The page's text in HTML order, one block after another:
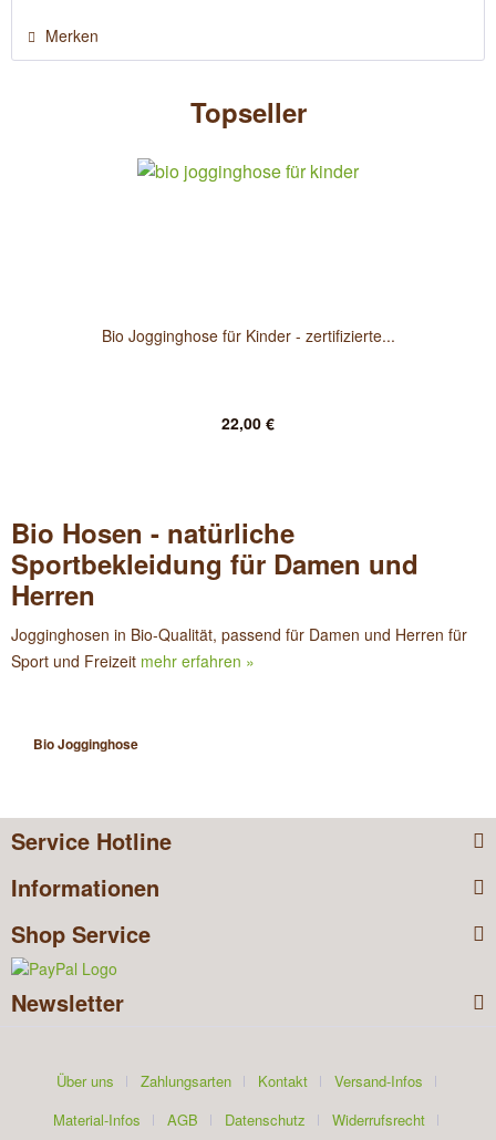
Merken
Topseller
Bio Jogginghose für Kinder - zertifizierte...
22,00 €
Bio Hosen - natürliche
Sportbekleidung für Damen und
Herren
Jogginghosen in Bio-Qualität, passend für Damen und Herren für
Sport und Freizeit mehr erfahren »
Bio Jogginghose
Service Hotline
Informationen
Shop Service
Newsletter
Über uns Zahlungsarten Kontakt
Versand-Infos
Material-Infos
AGB Datenschutz Widerrufsrecht